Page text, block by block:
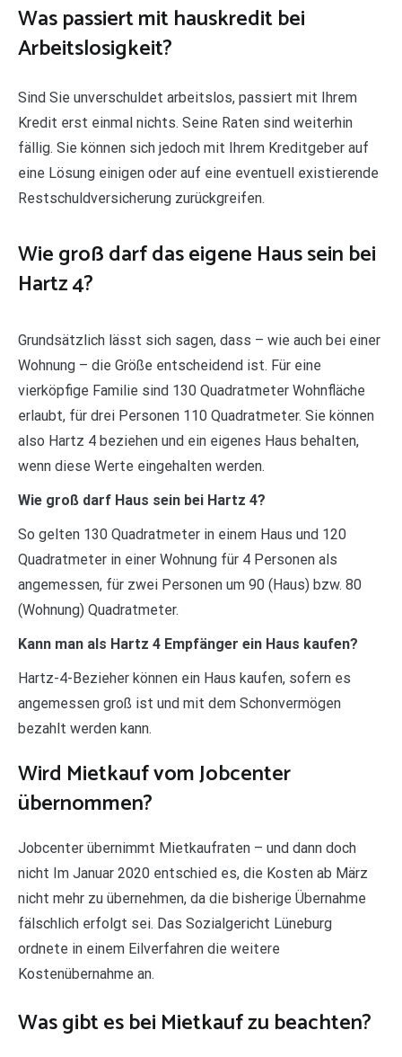
Was passiert mit hauskredit bei
Arbeitslosigkeit?
Sind Sie unverschuldet arbeitslos, passiert mit Ihrem
Kredit erst einmal nichts. Seine Raten sind weiterhin
fällig. Sie können sich jedoch mit Ihrem Kreditgeber auf
eine Lösung einigen oder auf eine eventuell existierende
Restschuldversicherung zurückgreifen.
Wie groß darf das eigene Haus sein bei
Hartz 4?
Grundsätzlich lässt sich sagen, dass – wie auch bei einer
Wohnung – die Größe entscheidend ist. Für eine
vierköpfige Familie sind 130 Quadratmeter Wohnfläche
erlaubt, für drei Personen 110 Quadratmeter. Sie können
also Hartz 4 beziehen und ein eigenes Haus behalten,
wenn diese Werte eingehalten werden.
Wie groß darf Haus sein bei Hartz 4?
So gelten 130 Quadratmeter in einem Haus und 120
Quadratmeter in einer Wohnung für 4 Personen als
angemessen, für zwei Personen um 90 (Haus) bzw. 80
(Wohnung) Quadratmeter.
Kann man als Hartz 4 Empfänger ein Haus kaufen?
Hartz-4-Bezieher können ein Haus kaufen, sofern es
angemessen groß ist und mit dem Schonvermögen
bezahlt werden kann.
Wird Mietkauf vom Jobcenter
übernommen?
Jobcenter übernimmt Mietkaufraten – und dann doch
nicht Im Januar 2020 entschied es, die Kosten ab März
nicht mehr zu übernehmen, da die bisherige Übernahme
fälschlich erfolgt sei. Das Sozialgericht Lüneburg
ordnete in einem Eilverfahren die weitere
Kostenübernahme an.
Was gibt es bei Mietkauf zu beachten?